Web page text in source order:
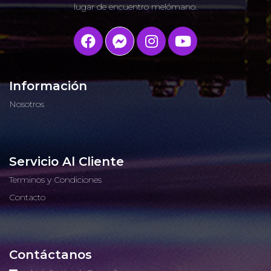
lugar de encuentro melómano.
Información
Nosotros
Servicio Al Cliente
Terminos y Condiciones
Contacto
Contáctanos